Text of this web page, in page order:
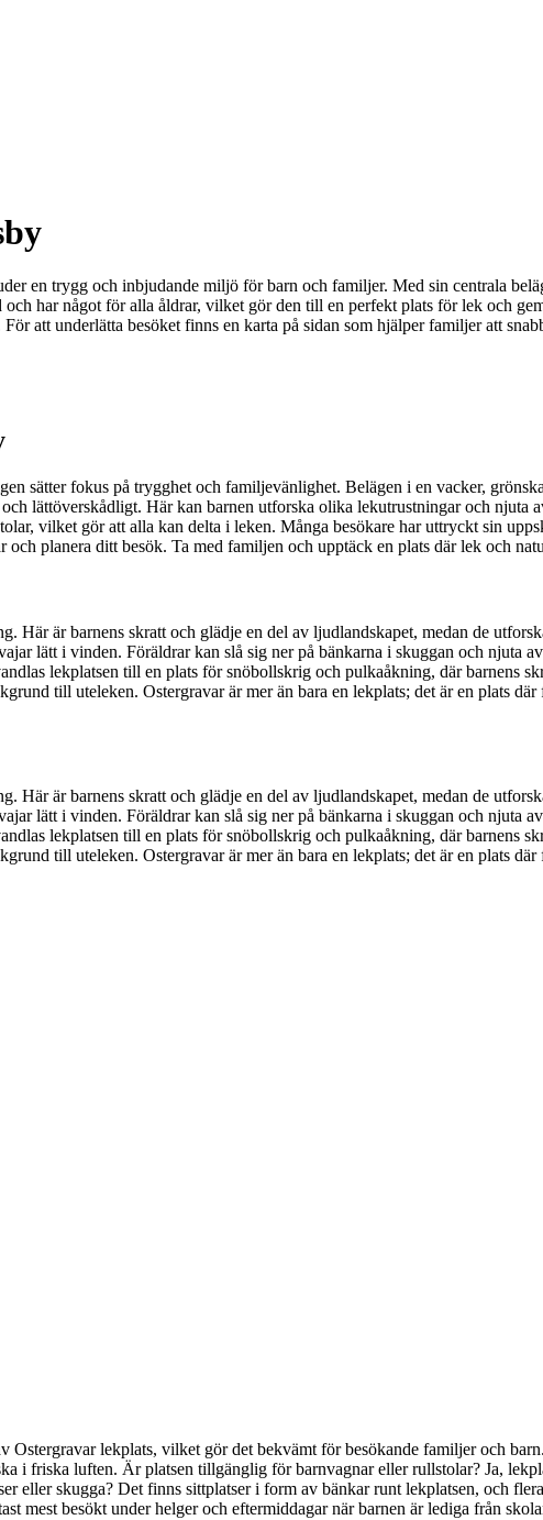
en trygg och inbjudande miljö för barn och familjer. Med sin centrala
har något för alla åldrar, vilket gör den till en perfekt plats för lek och
att underlätta besöket finns en karta på sidan som hjälper familjer att
sätter fokus på trygghet och familjevänlighet. Belägen i en vacker,
lättöverskådligt. Här kan barnen utforska olika lekutrustningar och
vilket gör att alla kan delta i leken. Många besökare har uttryckt sin
planera ditt besök. Ta med familjen och upptäck en plats där lek och
Här är barnens skratt och glädje en del av ljudlandskapet, medan de
lätt i vinden. Föräldrar kan slå sig ner på bänkarna i skuggan och njuta
lekplatsen till en plats för snöbollskrig och pulkaåkning, där barnens
till uteleken. Ostergravar är mer än bara en lekplats; det är en plats
Här är barnens skratt och glädje en del av ljudlandskapet, medan de
lätt i vinden. Föräldrar kan slå sig ner på bänkarna i skuggan och njuta
lekplatsen till en plats för snöbollskrig och pulkaåkning, där barnens
till uteleken. Ostergravar är mer än bara en lekplats; det är en plats
Ostergravar lekplats, vilket gör det bekvämt för besökande familjer och
i friska luften. Är platsen tillgänglig för barnvagnar eller rullstolar? Ja,
eller skugga? Det finns sittplatser i form av bänkar runt lekplatsen, och
mest besökt under helger och eftermiddagar när barnen är lediga från